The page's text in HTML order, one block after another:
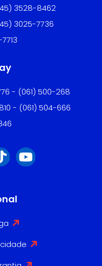
3528-8462
3025-7736
- (061) 500-268
- (061) 504-666